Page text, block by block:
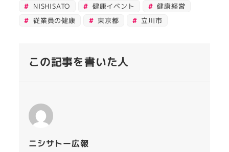
NISHISATO 健康イベント
健康経営
従業員の健康
東京都 立川市
この記事を書いた人
ニシサトー広報